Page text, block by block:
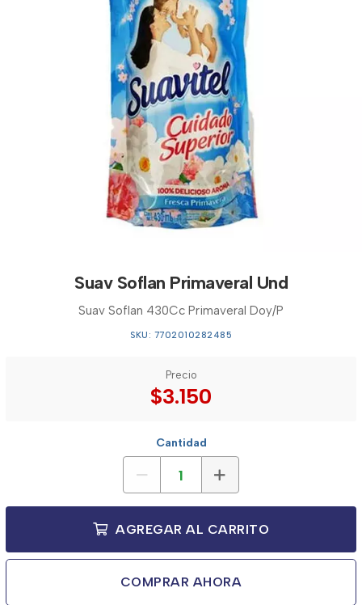
Suav Soflan Primaveral Und
Suav Soflan 430Cc Primaveral Doy/P
SKU: 7702010282485
Precio
$3.150
Cantidad
AGREGAR AL CARRITO
COMPRAR AHORA